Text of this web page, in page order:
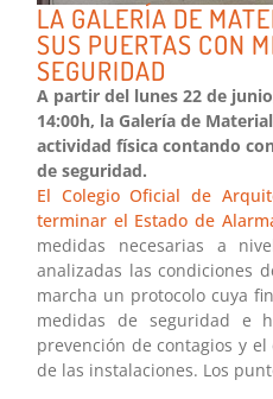
LA GALERÍA DE
SUS PUERTAS CON
SEGURIDAD
A partir del lunes 22 de
14:00h, la Galería de
actividad física contando
de seguridad.
El Colegio Oficial de
terminar el Estado de
medidas necesarias a
analizadas las condiciones
marcha un protocolo cuya
medidas de seguridad e
prevención de contagios y
de las instalaciones. Los